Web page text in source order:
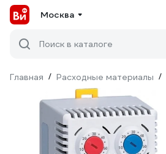
Москва
Поиск в каталоге
Главная / Расходные материалы /